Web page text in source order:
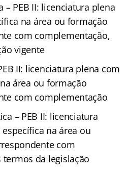
– PEB II: licenciatura plena
na área ou formação
com complementação,
vigente
II: licenciatura plena com
área ou formação
com complementação
– PEB II: licenciatura
na área ou
com
da legislação